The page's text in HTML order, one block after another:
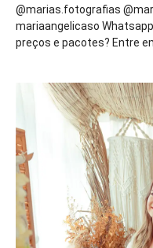
@marias.fotografias
mariaangelicaso
preços e pacotes? Entre